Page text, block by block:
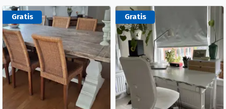
Gratis Gratis